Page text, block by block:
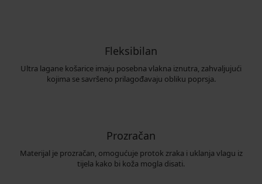
Fleksibilan
Ultra lagane košarice imaju posebna vlakna iznutra, zahvaljujući
kojima se savršeno prilagođavaju obliku poprsja.
Prozračan
Materijal je prozračan, omogućuje protok zraka i uklanja vlagu iz
tijela kako bi koža mogla disati.